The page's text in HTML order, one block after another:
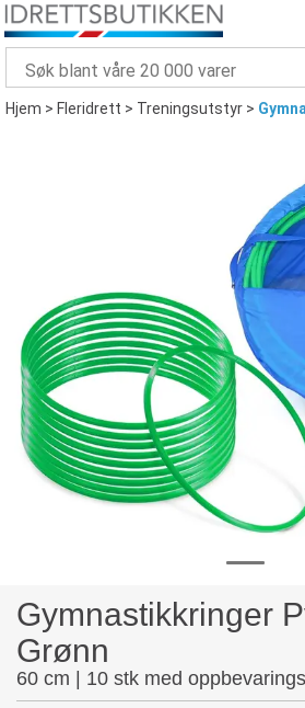
Hjem>Fleridrett>Treningsutstyr>
Gymnastikkringer
Grønn
60 cm | 10 stk med